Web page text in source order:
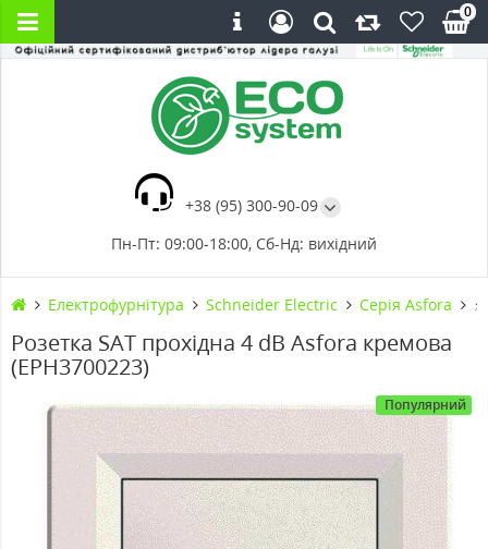
+38 (95) 300-90-09
Пн-Пт: 09:00-18:00, Сб-Нд: вихідний
0
Електрофурнітура Schneider Electric Cерія Asfora
Розетка SAT прохідна 4 dB Asfora кремова
(EPH3700223)
Популярний